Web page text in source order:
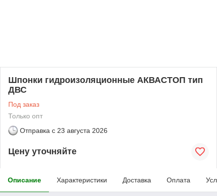
Шпонки гидроизоляционные АКВАСТОП тип
ДВС
Под заказ
Только опт
Отправка с 23 августа 2026
Цену уточняйте
Описание Характеристики Доставка Оплата